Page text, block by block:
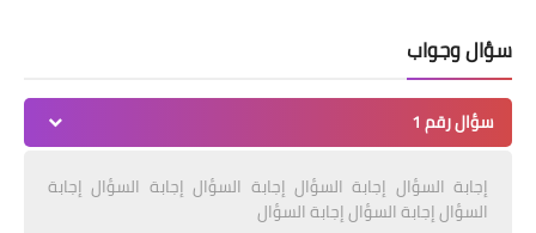
سؤال وجواب
سؤال رقم 1
إجابة السؤال إجابة السؤال إجابة السؤال إجابة السؤال إجابة
السؤال إجابة السؤال إجابة السؤال